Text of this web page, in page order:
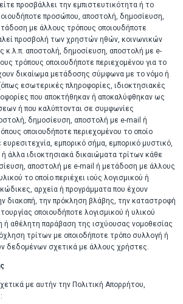
προσβάλλει την εμπιστευτικότητα ή το
προσώπου, αποστολή, δημοσίευση,
με άλλους τρόπους οποιουδήποτε
προσβολή των χρηστών ηθών, κοινωνικών
κ.λ.π. αποστολή, δημοσίευση, αποστολή με e-
τρόπους οποιουδήποτε περιεχομένου για το
δικαίωμα μετάδοσης σύμφωνα με το νόμο ή
εσωτερικές πληροφορίες, ιδιοκτησιακές
που αποκτήθηκαν ή αποκαλύφθηκαν ως
ή που καλύπτονται σε συμφωνίες
δημοσίευση, αποστολή με e-mail ή
οποιουδήποτε περιεχομένου το οποίο
ευρεσιτεχνία, εμπορικό σήμα, εμπορικό μυστικό,
άλλα ιδιοκτησιακά δικαιώματα τρίτων κάθε
αποστολή με e-mail ή μετάδοση με άλλους
το οποίο περιέχει ιούς λογισμικού ή
αρχεία ή προγράμματα που έχουν
διακοπή, την πρόκληση βλάβης, την καταστροφή
οποιουδήποτε λογισμικού ή υλικού
ή αθέλητη παράβαση της ισχύουσας νομοθεσίας
τρίτων με οποιοδήποτε τρόπο συλλογή ή
δεδομένων σχετικά με άλλους χρήστες.
με αυτήν την Πολιτική Απορρήτου,